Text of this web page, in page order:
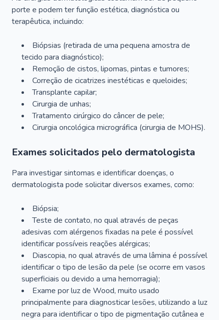
porte e podem ter função estética, diagnóstica ou
terapêutica, incluindo:
Biópsias (retirada de uma pequena amostra de
tecido para diagnóstico);
Remoção de cistos, lipomas, pintas e tumores;
Correção de cicatrizes inestéticas e queloides;
Transplante capilar;
Cirurgia de unhas;
Tratamento cirúrgico do câncer de pele;
Cirurgia oncológica micrográfica (cirurgia de MOHS).
Exames solicitados pelo dermatologista
Para investigar sintomas e identificar doenças, o
dermatologista pode solicitar diversos exames, como:
Biópsia;
Teste de contato, no qual através de peças
adesivas com alérgenos fixadas na pele é possível
identificar possíveis reações alérgicas;
Diascopia, no qual através de uma lâmina é possível
identificar o tipo de lesão da pele (se ocorre em vasos
superficiais ou devido a uma hemorragia);
Exame por luz de Wood, muito usado
principalmente para diagnosticar lesões, utilizando a luz
negra para identificar o tipo de pigmentação cutânea e